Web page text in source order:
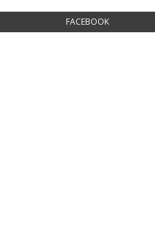
FACEBOOK